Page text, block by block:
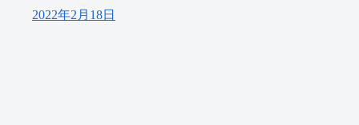
2022年2月18日